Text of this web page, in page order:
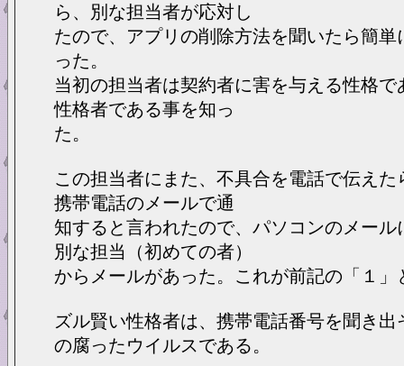
ら、別な担当者が応対し
たので、アプリの削除方法を聞いたら簡単
った。
当初の担当者は契約者に害を与える性格で
性格者である事を知っ
た。
この担当者にまた、不具合を電話で伝えた
携帯電話のメールで通
知すると言われたので、パソコンのメール
別な担当（初めての者）
からメールがあった。これが前記の「１」
ズル賢い性格者は、携帯電話番号を聞き出
の腐ったウイルスである。